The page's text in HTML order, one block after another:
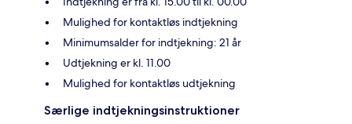
Mulighed for kontaktløs indtjekning
Minimumsalder for indtjekning: 21 år
Udtjekning er kl. 11.00
Mulighed for kontaktløs udtjekning
Særlige indtjekningsinstruktioner